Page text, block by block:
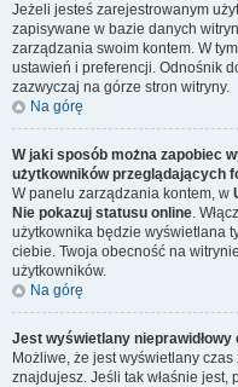
Jeżeli jesteś zarejestrowanym
zapisywane w bazie danych
zarządzania swoim kontem. W
ustawień i preferencji. Odnośnik
zazwyczaj na górze stron witryny.
Na górę
W jaki sposób można zapobiec
użytkowników przeglądających
W panelu zarządzania kontem, w
Nie pokazuj statusu online.
użytkownika będzie wyświetlana
ciebie. Twoja obecność na
użytkowników.
Na górę
Jest wyświetlany nieprawidłowy
Możliwe, że jest wyświetlany
znajdujesz. Jeśli tak właśnie